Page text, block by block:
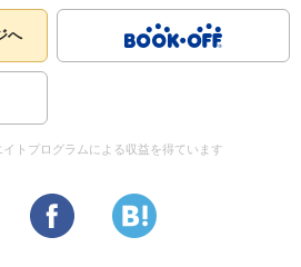
へ
トプログラムによる収益を得ています